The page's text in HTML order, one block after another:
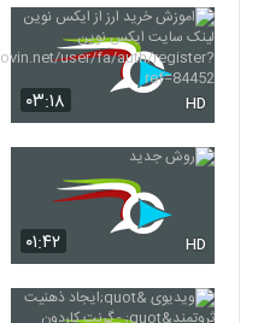
۰۳:۱۸ HD
۰۱:۴۲ HD